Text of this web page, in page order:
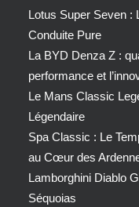
Lotus Super Seven :
Conduite Pure
La BYD Denza Z :
performance et
Le Mans Classic
Légendaire
Spa Classic : Le
au Cœur des
Lamborghini Diablo
Séquoias